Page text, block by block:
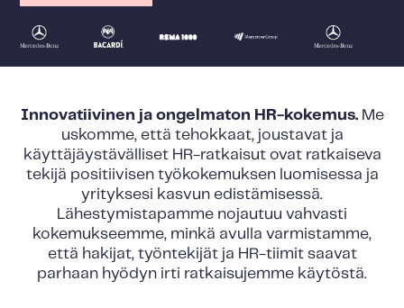
Innovatiivinen ja ongelmaton HR-kokemus.Me
uskomme, että tehokkaat, joustavat ja
käyttäjäystävälliset HR-ratkaisut ovat ratkaiseva
tekijä positiivisen työkokemuksen luomisessa ja
yrityksesi kasvun edistämisessä.
Lähestymistapamme nojautuu vahvasti
kokemukseemme, minkä avulla varmistamme,
että hakijat, työntekijät ja HR-tiimit saavat
parhaan hyödyn irti ratkaisujemme käytöstä.